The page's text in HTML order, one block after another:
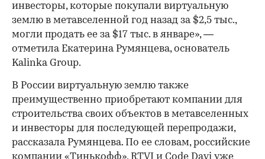
инвесторы, которые покупали виртуальную
землю в метавселенной год назад за $2,5 тыс.,
могли продать ее за $17 тыс. в январе», —
отметила Екатерина Румянцева, основатель
Kalinka Group.
В России виртуальную землю также
преимущественно приобретают компании для
строительства своих объектов в метавселенных
и инвесторы для последующей перепродажи,
рассказала Румянцева. По ее словам, российские
компании «Тинькофф», RTVI и Code Davi уже